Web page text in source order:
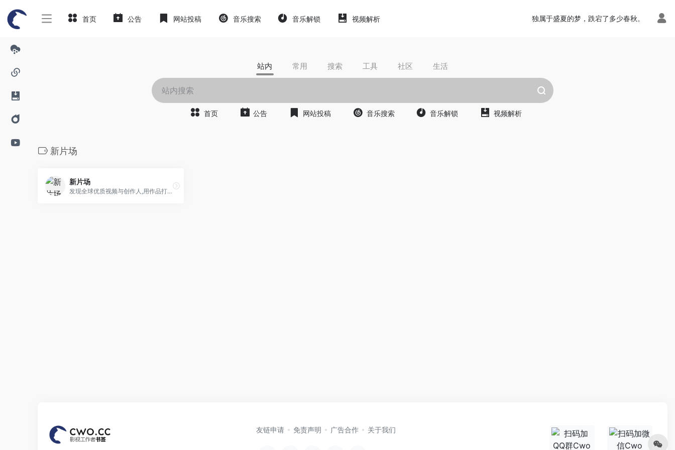
首页 公告 网站投稿 音乐搜索 音乐解锁 视频解析 独属于盛夏的梦，跌宕了多少春秋。
站内 常用 搜索 工具 社区 生活
首页 公告 网站投稿 音乐搜索 音乐解锁 视频解析
新片场
新片场
发现全球优质视频与创作人,用作品打动世界
友链申请 免责声明 广告合作 关于我们